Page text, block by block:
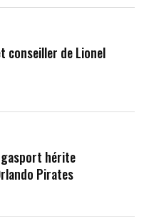
conseiller de Lionel
hérite
Pirates